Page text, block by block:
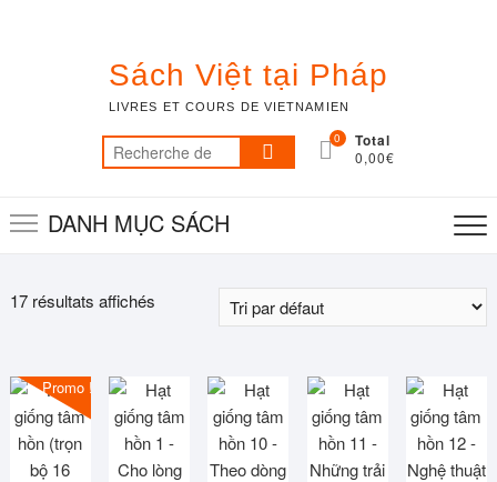
Sách Việt tại Pháp
LIVRES ET COURS DE VIETNAMIEN
Recherche
pour :
0 Total
0,00€
DANH MỤC SÁCH
17 résultats affichés
Promo !